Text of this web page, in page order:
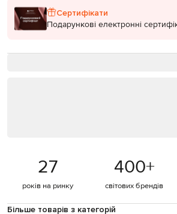
Сертифікати
Подарункові електронні
27
років на ринку
400+
світових брендів
Більше товарів з категорій